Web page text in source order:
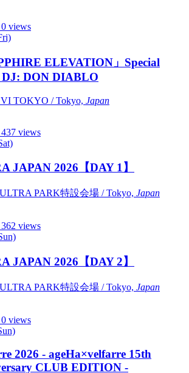
0 views
ELEVATION」Special
DJ: DON DIABLO
TOKYO / Tokyo, Japan
437 views
JAPAN 2026【DAY 1】
PARK特設会場 / Tokyo, Japan
362 views
JAPAN 2026【DAY 2】
PARK特設会場 / Tokyo, Japan
0 views
2026 - ageHa×velfarre 15th
CLUB EDITION -